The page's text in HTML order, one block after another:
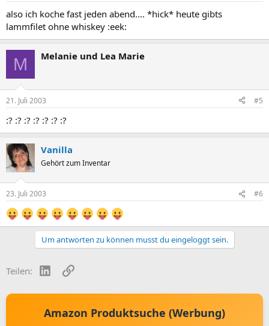
also ich koche fast jeden abend.... *hick* heute gibts
lammfilet ohne whiskey :eek:
M Melanie und Lea Marie
21. Juli 2003 #5
:? :? :? :? :? :? :?
Vanilla
Gehört zum Inventar
23. Juli 2003 #6
Um antworten zu können musst du eingeloggt sein.
Teilen: LinkedInLink
Amazon Produktsuche (Werbung)